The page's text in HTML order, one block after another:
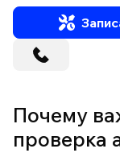
Почему
проверка